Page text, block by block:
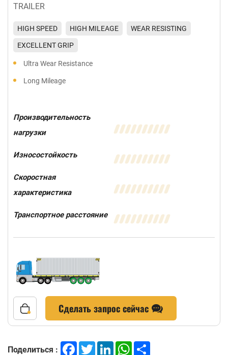
TRAILER
HIGH SPEED HIGH MILEAGE
WEAR RESISTING
EXCELLENT GRIP
Ultra Wear Resistance
Long Mileage
Производительность
нагрузки
Износостойкость
Скоростная
характеристика
Транспортное расстояние
Сделать запрос сейчас
Поделиться : FacebookTwitterLinkedInWhatsApp